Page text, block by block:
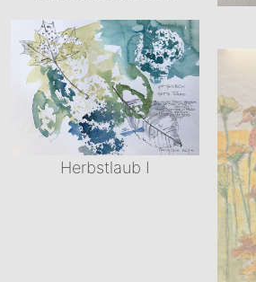
Herbstlaub I